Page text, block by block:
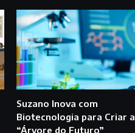
Suzano Inova com
Biotecnologia para Criar a
“Árvore do Futuro”